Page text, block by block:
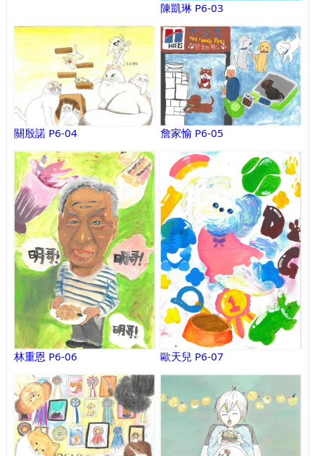
陳凱琳 P6-03
關殷諾 P6-04 詹家愉 P6-05
林重恩 P6-06 歐天兒 P6-07